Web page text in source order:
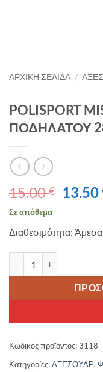
ΑΡΧΙΚΉ ΣΕΛΊΔΑ /
POLISPORT
ΠΟΔΗΛΑΤΟΥ
15.00€
15.00
13.50
Σε απόθεμα
Διαθεσιμότητα:
Κωδικός προϊόντος:3118
Κατηγορίες:ΑΞΕΣΟΥΑΡ,